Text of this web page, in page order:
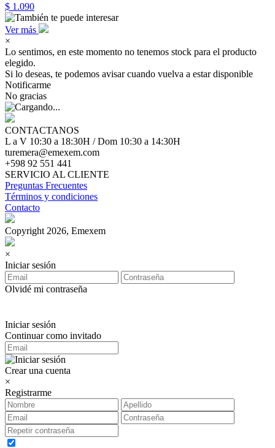
$ 1.090
Ver más
×
Lo sentimos, en este momento no tenemos stock para el producto
elegido.
Si lo deseas, te podemos avisar cuando vuelva a estar disponible
Notificarme
No gracias
CONTACTANOS
L a V 10:30 a 18:30H / Dom 10:30 a 14:30H
turemera@emexem.com
+598 92 551 441
SERVICIO AL CLIENTE
Preguntas Frecuentes
Términos y condiciones
Contacto
Copyright 2026, Emexem
×
Iniciar sesión
Olvidé mi contraseña
Iniciar sesión
Continuar como invitado
Crear una cuenta
×
Registrarme